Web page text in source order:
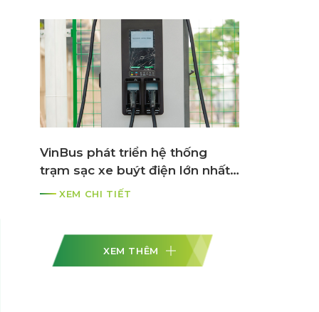
VinBus phát triển hệ thống
trạm sạc xe buýt điện lớn nhất
ASEAN
XEM CHI TIẾT
XEM THÊM